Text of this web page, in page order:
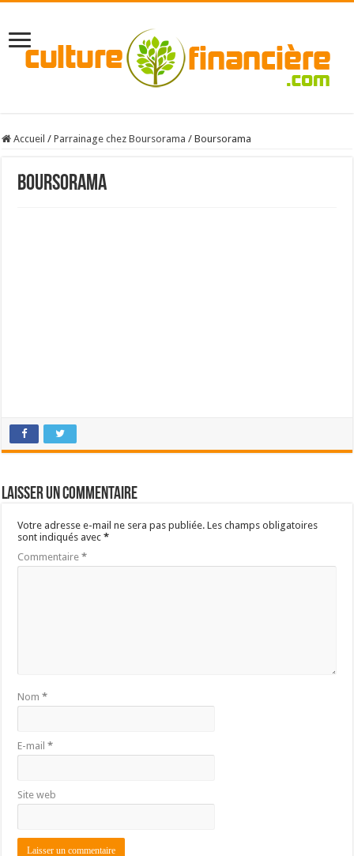
Accueil / Parrainage chez Boursorama / Boursorama
Boursorama
Laisser un commentaire
Votre adresse e-mail ne sera pas publiée. Les champs obligatoires
sont indiqués avec*
Commentaire*
Nom*
E-mail*
Site web